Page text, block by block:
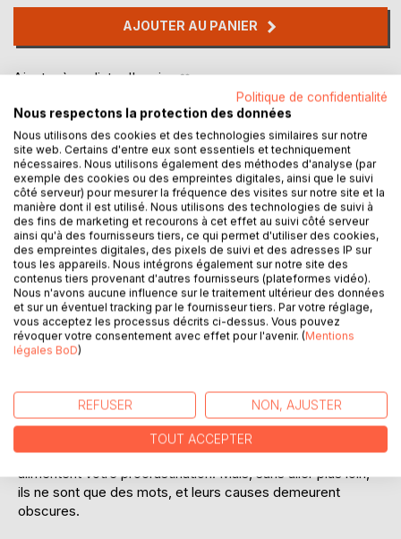
AJOUTER AU PANIER
Ajouter à ma liste d'envies
DESCRIPTION
Vous souhaitez écrire, mais vous procrastinez ?
Vous avez l'impression d'avoir tout essayé ?
Vous ne savez même pas par où commencer ?
"Comprendre la procrastination" est le guide qu'il vous faut
atteindre vos objectifs. (Sans négliger votre bien-être,
évidemment.)
Syndrome de l'imposteur, légitimité, estime de soi, idées
reçues, peur de réussir sont autant d'éléments qui
alimentent votre procrastination. Mais, sans aller plus loin,
ils ne sont que des mots, et leurs causes demeurent
obscures.
Politique de confidentialité
Nous respectons la protection des données
Nous utilisons des cookies et des technologies similaires sur notre
site web. Certains d'entre eux sont essentiels et techniquement
nécessaires. Nous utilisons également des méthodes d'analyse (par
exemple des cookies ou des empreintes digitales, ainsi que le suivi
côté serveur) pour mesurer la fréquence des visites sur notre site et la
manière dont il est utilisé. Nous utilisons des technologies de suivi à
des fins de marketing et recourons à cet effet au suivi côté serveur
ainsi qu'à des fournisseurs tiers, ce qui permet d'utiliser des cookies,
des empreintes digitales, des pixels de suivi et des adresses IP sur
tous les appareils. Nous intégrons également sur notre site des
contenus tiers provenant d'autres fournisseurs (plateformes vidéo).
Nous n'avons aucune influence sur le traitement ultérieur des données
et sur un éventuel tracking par le fournisseur tiers. Par votre réglage,
vous acceptez les processus décrits ci-dessus. Vous pouvez
révoquer votre consentement avec effet pour l'avenir. (Mentions
légales BoD)
REFUSER NON, AJUSTER
TOUT ACCEPTER